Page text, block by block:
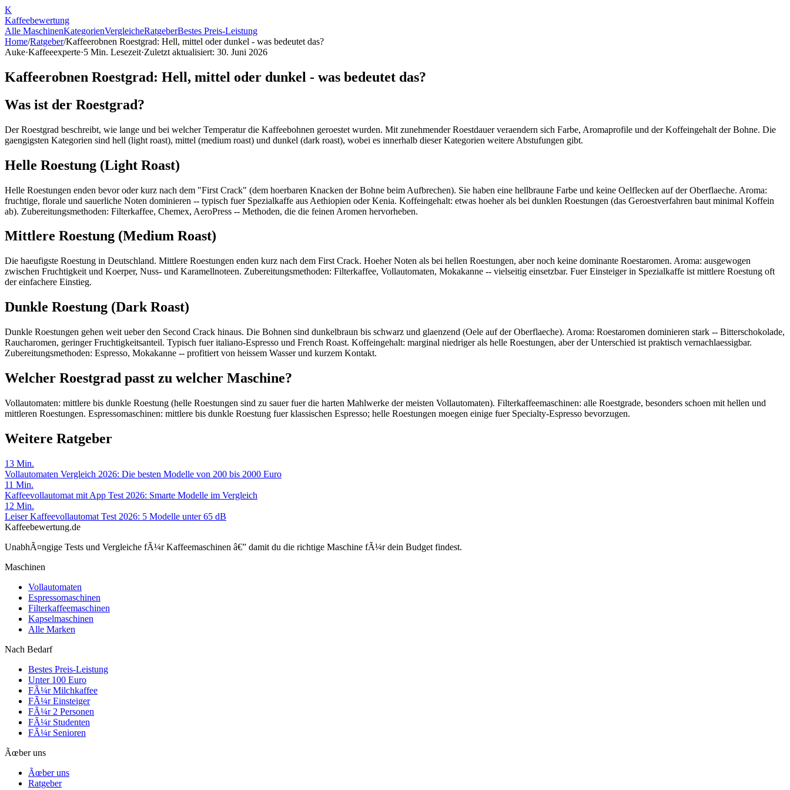
K
Kaffeebewertung
Alle MaschinenKategorienVergleicheRatgeberBestes Preis-Leistung
Home/Ratgeber/Kaffeerobnen Roestgrad: Hell, mittel oder dunkel - was bedeutet das?
Auke·Kaffeeexperte·5 Min. Lesezeit·Zuletzt aktualisiert: 30. Juni 2026
Kaffeerobnen Roestgrad: Hell, mittel oder dunkel - was bedeutet das?
Was ist der Roestgrad?
Der Roestgrad beschreibt, wie lange und bei welcher Temperatur die Kaffeebohnen geroestet wurden. Mit zunehmender Roestdauer veraendern sich Farbe, Aromaprofile und der Koffeingehalt der Bohne. Die
gaengigsten Kategorien sind hell (light roast), mittel (medium roast) und dunkel (dark roast), wobei es innerhalb dieser Kategorien weitere Abstufungen gibt.
Helle Roestung (Light Roast)
Helle Roestungen enden bevor oder kurz nach dem "First Crack" (dem hoerbaren Knacken der Bohne beim Aufbrechen). Sie haben eine hellbraune Farbe und keine Oelflecken auf der Oberflaeche. Aroma:
fruchtige, florale und sauerliche Noten dominieren -- typisch fuer Spezialkaffe aus Aethiopien oder Kenia. Koffeingehalt: etwas hoeher als bei dunklen Roestungen (das Geroestverfahren baut minimal Koffein
ab). Zubereitungsmethoden: Filterkaffee, Chemex, AeroPress -- Methoden, die die feinen Aromen hervorheben.
Mittlere Roestung (Medium Roast)
Die haeufigste Roestung in Deutschland. Mittlere Roestungen enden kurz nach dem First Crack. Hoeher Noten als bei hellen Roestungen, aber noch keine dominante Roestaromen. Aroma: ausgewogen
zwischen Fruchtigkeit und Koerper, Nuss- und Karamellnoteen. Zubereitungsmethoden: Filterkaffee, Vollautomaten, Mokakanne -- vielseitig einsetzbar. Fuer Einsteiger in Spezialkaffe ist mittlere Roestung oft
der einfachere Einstieg.
Dunkle Roestung (Dark Roast)
Dunkle Roestungen gehen weit ueber den Second Crack hinaus. Die Bohnen sind dunkelbraun bis schwarz und glaenzend (Oele auf der Oberflaeche). Aroma: Roestaromen dominieren stark -- Bitterschokolade,
Raucharomen, geringer Fruchtigkeitsanteil. Typisch fuer italiano-Espresso und French Roast. Koffeingehalt: marginal niedriger als helle Roestungen, aber der Unterschied ist praktisch vernachlaessigbar.
Zubereitungsmethoden: Espresso, Mokakanne -- profitiert von heissem Wasser und kurzem Kontakt.
Welcher Roestgrad passt zu welcher Maschine?
Vollautomaten: mittlere bis dunkle Roestung (helle Roestungen sind zu sauer fuer die harten Mahlwerke der meisten Vollautomaten). Filterkaffeemaschinen: alle Roestgrade, besonders schoen mit hellen und
mittleren Roestungen. Espressomaschinen: mittlere bis dunkle Roestung fuer klassischen Espresso; helle Roestungen moegen einige fuer Specialty-Espresso bevorzugen.
Weitere Ratgeber
13 Min.
Vollautomaten Vergleich 2026: Die besten Modelle von 200 bis 2000 Euro
11 Min.
Kaffeevollautomat mit App Test 2026: Smarte Modelle im Vergleich
12 Min.
Leiser Kaffeevollautomat Test 2026: 5 Modelle unter 65 dB
Kaffeebewertung.de
UnabhÃ¤ngige Tests und Vergleiche fÃ¼r Kaffeemaschinen â€” damit du die richtige Maschine fÃ¼r dein Budget findest.
Maschinen
Vollautomaten
Espressomaschinen
Filterkaffeemaschinen
Kapselmaschinen
Alle Marken
Nach Bedarf
Bestes Preis-Leistung
Unter 100 Euro
FÃ¼r Milchkaffee
FÃ¼r Einsteiger
FÃ¼r 2 Personen
FÃ¼r Studenten
FÃ¼r Senioren
Ãœber uns
Ãœber uns
Ratgeber